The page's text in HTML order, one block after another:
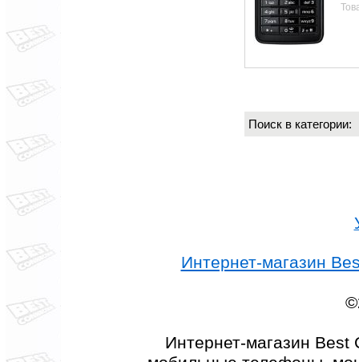
Поиск в
Интернет-магазин
Интернет-магазин Best